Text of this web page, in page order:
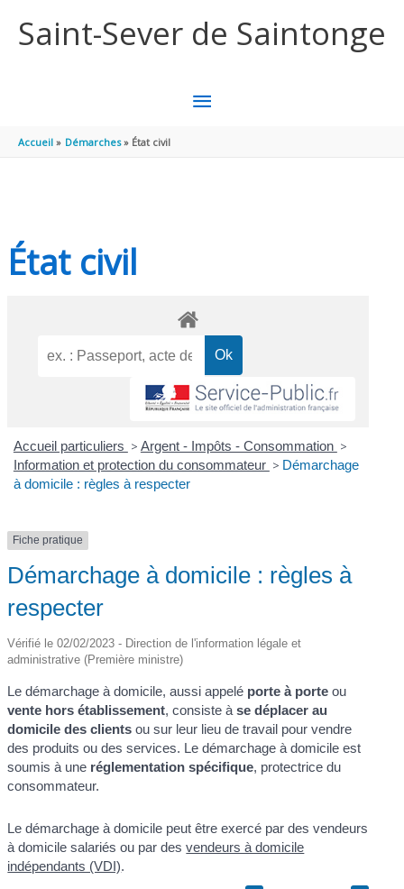
Saint-Sever de Saintonge
MENU
Accueil Démarches État civil
État civil
Accueil particuliers > Argent - Impôts - Consommation >
Information et protection du consommateur > Démarchage
à domicile : règles à respecter
Fiche pratique
Démarchage à domicile : règles à
respecter
Vérifié le 02/02/2023 - Direction de l'information légale et
administrative (Première ministre)
Le démarchage à domicile, aussi appelé porte à porte ou
vente hors établissement, consiste àse déplacer au
domicile des clients ou sur leur lieu de travail pour vendre
des produits ou des services. Le démarchage à domicile est
soumis à une réglementation spécifique, protectrice du
consommateur.
Le démarchage à domicile peut être exercé par des vendeurs
à domicile salariés ou par desvendeurs à domicile
indépendants (VDI).